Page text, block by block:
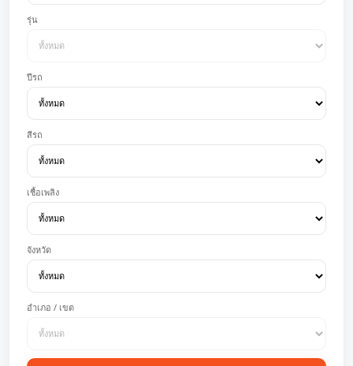
รุ่น
ปีรถ
สีรถ
เชื้อเพลิง
จังหวัด
อำเภอ / เขต